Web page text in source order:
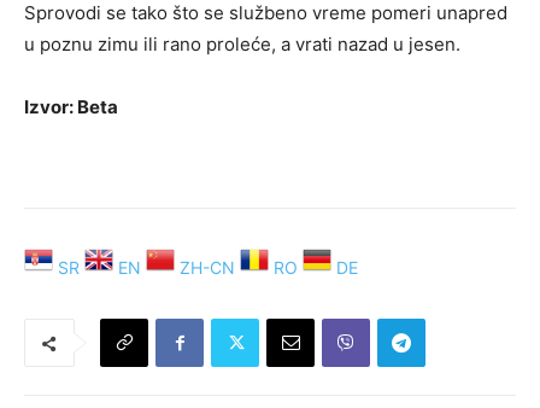
Sprovodi se tako što se službeno vreme pomeri unapred
u poznu zimu ili rano proleće, a vrati nazad u jesen.
Izvor: Beta
SR EN ZH-CN RO DE